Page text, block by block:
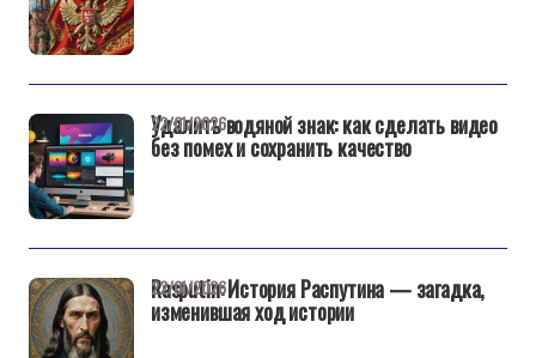
Удалить водяной знак: как сделать видео
без помех и сохранить качество
22/01/2026
Rasputin: История Распутина — загадка,
изменившая ход истории
22/01/2026